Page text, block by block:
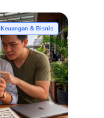
Keuangan & Bisnis